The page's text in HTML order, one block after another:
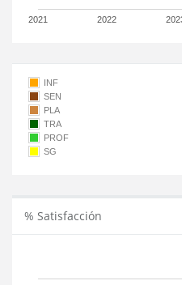
2021 2022
INF
SEN
PLA
TRA
PROF
SG
% Satisfacción